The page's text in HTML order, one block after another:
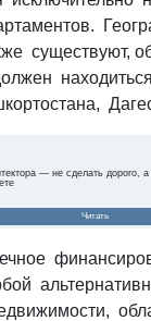
существуют,
— не сделать дорого,
Читать